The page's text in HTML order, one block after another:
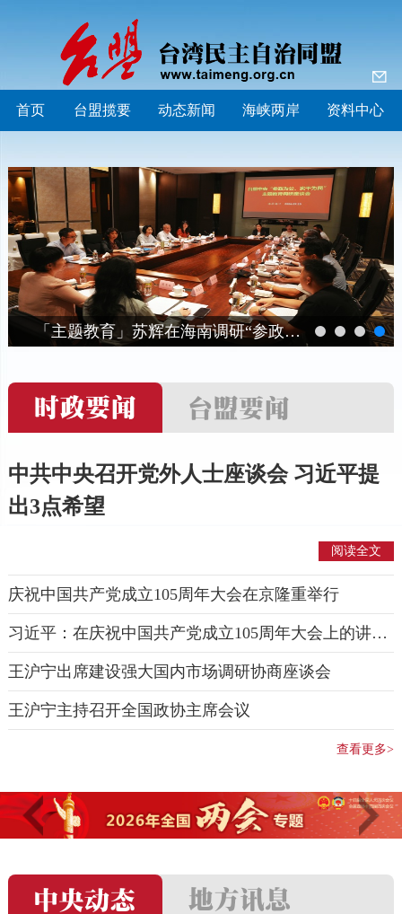
首页 台盟揽要 动态新闻 海峡两岸 资料中心
苏辉会见中共天津市委常委、统战部部长张玲一行
中共中央召开党外人士座谈会 习近平提
出3点希望
阅读全文
庆祝中国共产党成立105周年大会在京隆重举行
习近平：在庆祝中国共产党成立105周年大会上的讲话（现场实录）
王沪宁出席建设强大国内市场调研协商座谈会
王沪宁主持召开全国政协主席会议
查看更多>